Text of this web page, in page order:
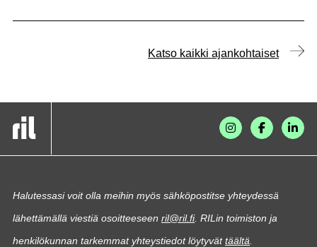
Katso kaikki ajankohtaiset
Halutessasi voit olla meihin myös sähköpostitse yhteydessä
lähettämällä viestiä osoitteeseen ril@ril.fi. RILin toimiston ja
henkilökunnan tarkemmat yhteystiedot löytyvättäältä